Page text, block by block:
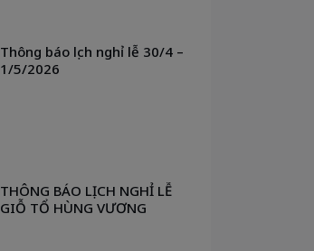
Thông báo lịch nghỉ lễ 30/4 –
1/5/2026
THÔNG BÁO LỊCH NGHỈ LỄ
GIỖ TỔ HÙNG VƯƠNG